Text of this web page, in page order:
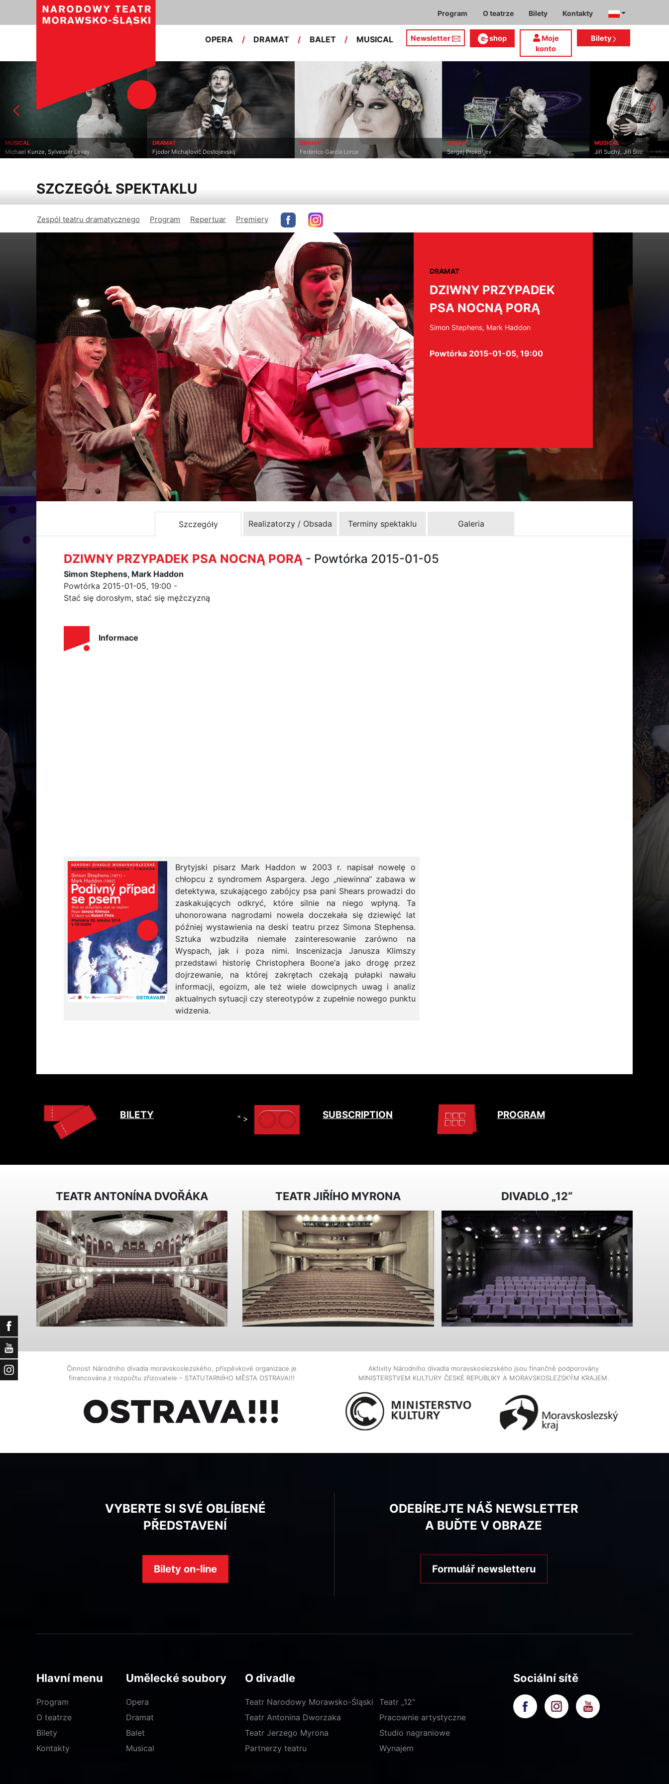
Facebook
YouTube
Instagram
Program O teatrze Bilety Kontakty
OPERA / DRAMAT / BALET / MUSICAL Newsletter shop
Moje
konto
Bilety
MUSICAL
Michael Kunze, Sylvester Levay
DRAMAT
Fjodor Michajlovič Dostojevskij
DRAMAT
Federico García Lorca
OPERA
Sergej Prokofjev
MUSICAL
Jiří Suchý, Jiří Šlitr
SZCZEGÓŁ SPEKTAKLU
Zespól teatru dramatycznego Program Repertuar Premiery
DRAMAT
DZIWNY PRZYPADEK
PSA NOCNĄ PORĄ
Simon Stephens, Mark Haddon
Powtórka 2015-01-05, 19:00
Szczegóły Realizatorzy / Obsada Terminy spektaklu Galeria
DZIWNY PRZYPADEK PSA NOCNĄ PORĄ - Powtórka 2015-01-05
Simon Stephens, Mark Haddon
Powtórka 2015-01-05, 19:00 -
Stać się dorosłym, stać się mężczyzną
Informace
Brytyjski pisarz Mark Haddon w 2003 r. napisał nowelę o
chłopcu z syndromem Aspargera. Jego „niewinna“ zabawa w
detektywa, szukającego zabójcy psa pani Shears prowadzi do
zaskakujących odkryć, które silnie na niego wpłyną. Ta
uhonorowana nagrodami nowela doczekała się dziewięć lat
później wystawienia na deski teatru przez Simona Stephensa.
Sztuka wzbudziła niemałe zainteresowanie zarówno na
Wyspach, jak i poza nimi. Inscenizacja Janusza Klimszy
przedstawi historię Christophera Boone‘a jako drogę przez
dojrzewanie, na której zakrętach czekają pułapki nawału
informacji, egoizm, ale też wiele dowcipnych uwag i analiz
aktualnych sytuacji czy stereotypów z zupełnie nowego punktu
widzenia.
BILETY " > SUBSCRIPTION PROGRAM
TEATR ANTONÍNA DVOŘÁKA TEATR JIŘÍHO MYRONA DIVADLO „12“
Činnost Národního divadla moravskoslezského, příspěvkové organizace je
financována z rozpočtu zřizovatele – STATUTARNÍHO MĚSTA OSTRAVA!!!
Aktivity Národního divadla moravskoslezského jsou finančně podporovány
MINISTERSTVEM KULTURY ČESKÉ REPUBLIKY A MORAVSKOSLEZSKÝM KRAJEM.
VYBERTE SI SVÉ OBLÍBENÉ
PŘEDSTAVENÍ
Bilety on-line
ODEBÍREJTE NÁŠ NEWSLETTER
A BUĎTE V OBRAZE
Formulář newsletteru
Hlavní menu
Program
O teatrze
Bilety
Kontakty
Umělecké soubory
Opera
Dramat
Balet
Musical
O divadle
Teatr Narodowy Morawsko-Śląski
Teatr Antonina Dworzaka
Teatr Jerzego Myrona
Teatr „12“
Pracownie artystyczne
Studio nagraniowe
Partnerzy teatru
Wynajem
Sociální sítě